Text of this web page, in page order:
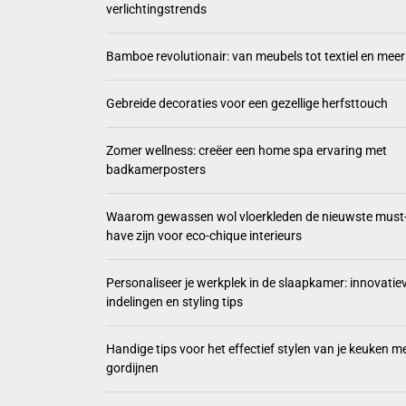
verlichtingstrends
Bamboe revolutionair: van meubels tot textiel en meer
Gebreide decoraties voor een gezellige herfsttouch
Zomer wellness: creëer een home spa ervaring met
badkamerposters
Waarom gewassen wol vloerkleden de nieuwste
have zijn voor eco-chique interieurs
Personaliseer je werkplek in de slaapkamer:
indelingen en styling tips
Handige tips voor het effectief stylen van je keuken
gordijnen